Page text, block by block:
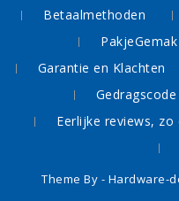
Betaalmethoden
PakjeGemak
Garantie en Klachten
Eerlijke reviews, zo
Theme By - Hardware-